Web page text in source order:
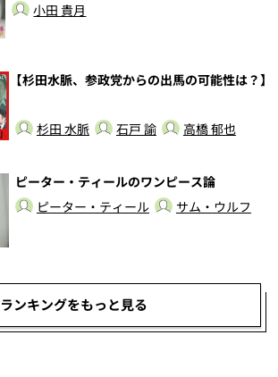
小田 貴月
【杉田水脈、参政党からの出馬の可能性は？】
杉田 水脈 石戸 諭 高橋 郁也
ピーター・ティールのワンピース論
ピーター・ティール
サム・ウルフ
ランキングをもっと見る